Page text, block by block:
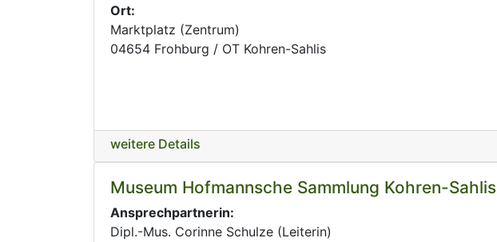
Ort:
Marktplatz (Zentrum)
04654 Frohburg / OT Kohren-Sahlis
weitere Details
Museum Hofmannsche Sammlung Kohren-Sahlis
Ansprechpartnerin:
Dipl.-Mus. Corinne Schulze (Leiterin)